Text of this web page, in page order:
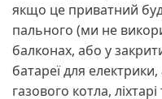
якщо це приватний
пального (ми не
балконах, або у
батареї для
газового котла,